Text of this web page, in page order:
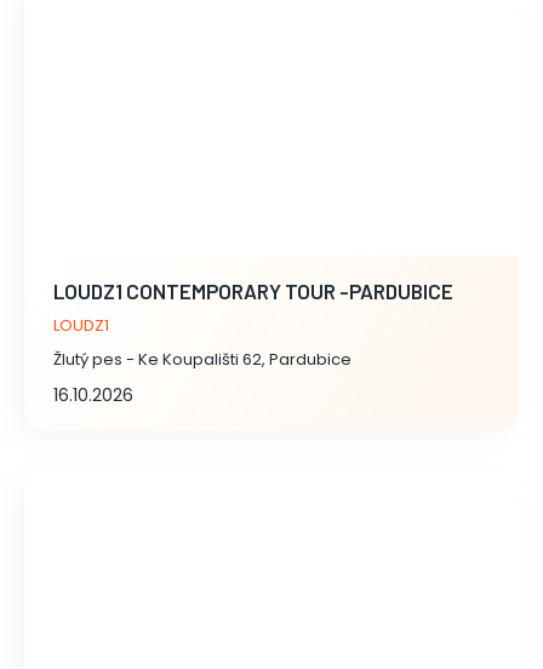
LOUDZ1 CONTEMPORARY TOUR -PARDUBICE
LOUDZ1
Žlutý pes - Ke Koupališti 62, Pardubice
16.10.2026